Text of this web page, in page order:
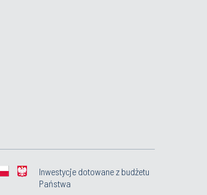
Inwestycje dotowane z budżetu
Państwa